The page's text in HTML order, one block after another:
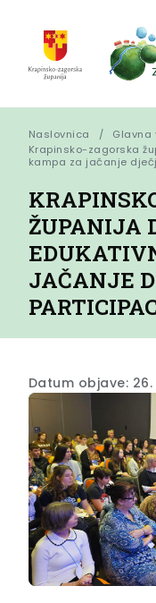
Naslovnica
Glavna
Krapinsko-zagorska
kampa za jačanje
ŽUPANIJA
JAČANJE
Datum objave: